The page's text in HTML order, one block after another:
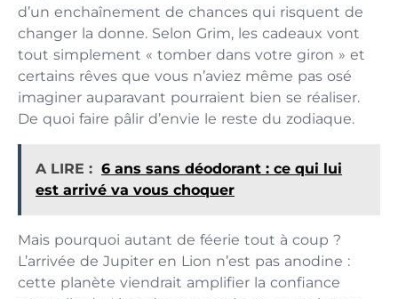
d’un enchaînement de chances qui risquent de
changer la donne. Selon Grim, les cadeaux vont
tout simplement « tomber dans votre giron » et
certains rêves que vous n’aviez même pas osé
imaginer auparavant pourraient bien se réaliser.
De quoi faire pâlir d’envie le reste du zodiaque.
A LIRE : 6 ans sans déodorant : ce qui lui
est arrivé va vous choquer
Mais pourquoi autant de féerie tout à coup ?
L’arrivée de Jupiter en Lion n’est pas anodine :
cette planète viendrait amplifier la confiance